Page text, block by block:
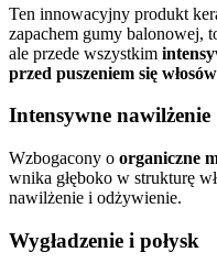
Ten innowacyjny produkt
zapachem gumy balonowej,
ale przede wszystkim
przed puszeniem się włosów
Intensywne nawilżenie
Wzbogacony o organiczne
wnika głęboko w strukturę
nawilżenie i odżywienie.
Wygładzenie i połysk